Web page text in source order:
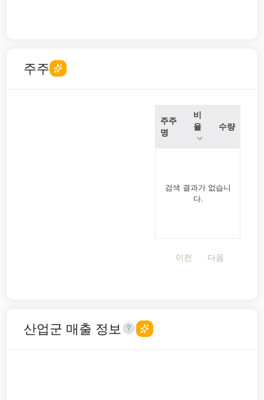
주주
주주
명
비
율
수량
검색 결과가 없습니
다.
이전 다음
산업군 매출 정보